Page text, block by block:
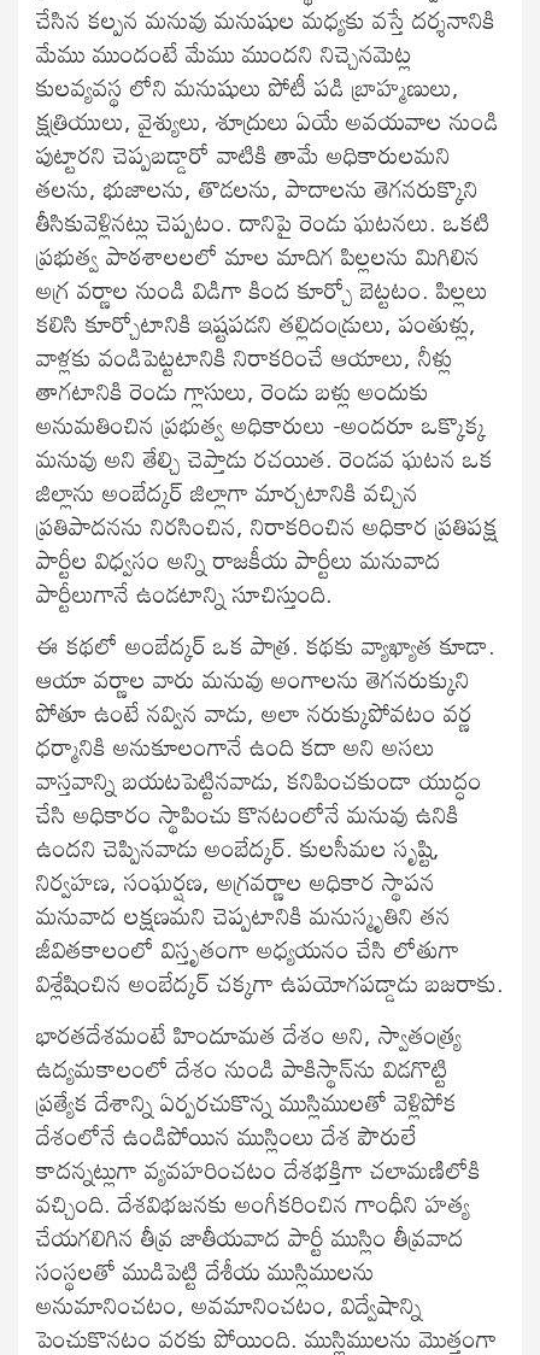
చేసిన కల్పన మనువు మనుషుల మధ్యకు వస్తే దర్శనానికి
మేము ముందంటే మేము ముందని నిచ్చెనమెట్ల
కులవ్యవస్థ లోని మనుషులు పోటీ పడి బ్రాహ్మణులు,
క్షత్రియులు, వైశ్యులు, శూద్రులు ఏయే అవయవాల నుండి
పుట్టారని చెప్పబడ్డారో వాటికి తామే అధికారులమని
తలను, భుజాలను, తొడలను, పాదాలను తెగనరుక్కొని
తీసికువెళ్లినట్లు చెప్పటం. దానిపై రెండు ఘటనలు. ఒకటి
ప్రభుత్వ పాఠశాలలలో మాల మాదిగ పిల్లలను మిగిలిన
అగ్ర వర్ణాల నుండి విడిగా కింద కూర్చో బెట్టటం. పిల్లలు
కలిసి కూర్చోటానికి ఇష్టపడని తల్లిదండ్రులు, పంతుళ్లు,
వాళ్లకు వండిపెట్టటానికి నిరాకరించే ఆయాలు, నీళ్లు
తాగటానికి రెండు గ్లాసులు, రెండు బళ్లు అందుకు
అనుమతించిన ప్రభుత్వ అధికారులు -అందరూ ఒక్కొక్క
మనువు అని తేల్చి చెప్తాడు రచయిత. రెండవ ఘటన ఒక
జిల్లాను అంబేద్కర్ జిల్లాగా మార్చటానికి వచ్చిన
ప్రతిపాదనను నిరసించిన, నిరాకరించిన అధికార ప్రతిపక్ష
పార్టీల విధ్వసం అన్ని రాజకీయ పార్టీలు మనువాద
పార్టీలుగానే ఉండటాన్ని సూచిస్తుంది.
ఈ కథలో అంబేద్కర్ ఒక పాత్ర. కథకు వ్యాఖ్యాత కూడా.
ఆయా వర్ణాల వారు మనువు అంగాలను తెగనరుక్కుని
పోతూ ఉంటే నవ్విన వాడు, అలా నరుక్కుపోవటం వర్ణ
ధర్మానికి అనుకూలంగానే ఉంది కదా అని అసలు
వాస్తవాన్ని బయటపెట్టినవాడు, కనిపించకుండా యుద్ధం
చేసి అధికారం స్థాపించు కొనటంలోనే మనువు ఉనికి
ఉందని చెప్పినవాడు అంబేద్కర్. కులసీమల సృష్టి,
నిర్వహణ, సంఘర్షణ, అగ్రవర్ణాల అధికార స్థాపన
మనువాద లక్షణమని చెప్పటానికి మనుస్మృతిని తన
జీవితకాలంలో విస్తృతంగా అధ్యయనం చేసి లోతుగా
విశ్లేషించిన అంబేద్కర్ చక్కగా ఉపయోగపడ్డాడు బజరాకు.
భారతదేశమంటే హిందూమత దేశం అని, స్వాతంత్య్ర
ఉద్యమకాలంలో దేశం నుండి పాకిస్థాన్‌ను విడగొట్టి
ప్రత్యేక దేశాన్ని ఏర్పరచుకొన్న ముస్లిములతో వెళ్లిపోక
దేశంలోనే ఉండిపోయిన ముస్లింలు దేశ పౌరులే
కాదన్నట్లుగా వ్యవహరించటం దేశభక్తిగా చలామణిలోకి
వచ్చింది. దేశవిభజనకు అంగీకరించిన గాంధీని హత్య
చేయగలిగిన తీవ్ర జాతీయవాద పార్టీ ముస్లిం తీవ్రవాద
సంస్థలతో ముడిపెట్టి దేశీయ ముస్లిములను
అనుమానించటం, అవమానించటం, విద్వేషాన్ని
పెంచుకొనటం వరకు పోయింది. ముస్లిములను మొత్తంగా